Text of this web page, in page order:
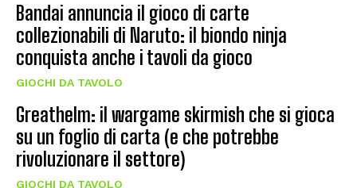
Bandai annuncia il gioco di carte
collezionabili di Naruto: il biondo ninja
conquista anche i tavoli da gioco
GIOCHI DA TAVOLO
Greathelm: il wargame skirmish che si gioca
su un foglio di carta (e che potrebbe
rivoluzionare il settore)
GIOCHI DA TAVOLO